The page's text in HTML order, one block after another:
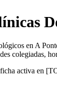
en A
colegiadas,
activa en